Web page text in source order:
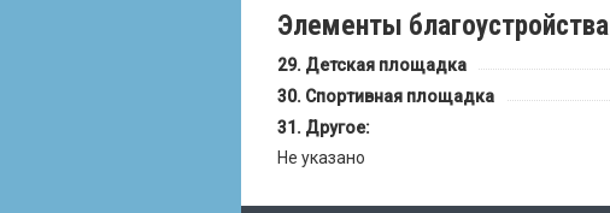
Элементы благоустройства
Детская площадка
Спортивная площадка
Другое:
Не указано